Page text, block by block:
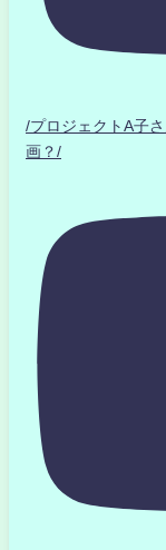
/プロジェクトA子
画？/